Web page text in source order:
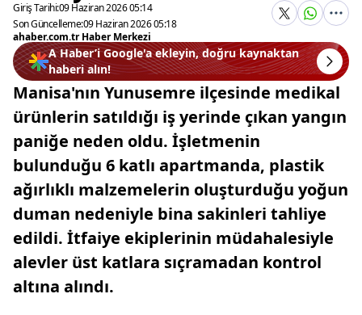
Giriş Tarihi:09 Haziran 2026 05:14
Son Güncelleme:09 Haziran 2026 05:18
ahaber.com.tr Haber Merkezi
A Haber’i Google'a ekleyin, doğru kaynaktan
haberi alın!
Manisa'nın Yunusemre ilçesinde medikal
ürünlerin satıldığı iş yerinde çıkan yangın
paniğe neden oldu. İşletmenin
bulunduğu 6 katlı apartmanda, plastik
ağırlıklı malzemelerin oluşturduğu yoğun
duman nedeniyle bina sakinleri tahliye
edildi. İtfaiye ekiplerinin müdahalesiyle
alevler üst katlara sıçramadan kontrol
altına alındı.